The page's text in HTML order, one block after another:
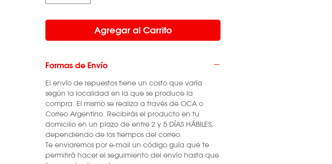
Agregar al Carrito
Formas de Envío
El envío de repuestos tiene un costo que varía
según la localidad en la que se produce la
compra. El mismo se realiza a través de OCA o
Correo Argentino. Recibirás el producto en tu
domicilio en un plazo de entre 2 y 5 DÍAS HÁBILES,
dependiendo de los tiempos del correo.
Te enviaremos por e-mail un código guía que te
permitirá hacer el seguimiento del envío hasta que